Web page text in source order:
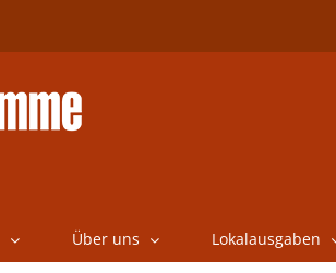
Über uns Lokalausgaben